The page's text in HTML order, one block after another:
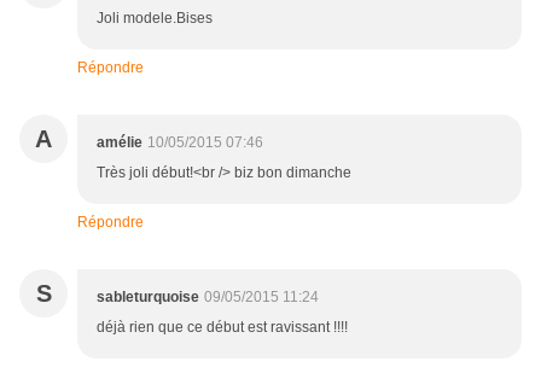
Joli modele.Bises
Répondre
A amélie 10/05/2015 07:46
Très joli début!<br /> biz bon dimanche
Répondre
S sableturquoise 09/05/2015 11:24
déjà rien que ce début est ravissant !!!!